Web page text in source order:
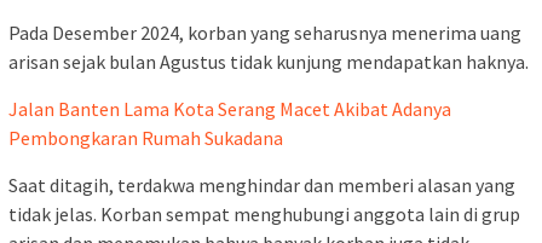
Pada Desember 2024, korban yang seharusnya menerima uang
arisan sejak bulan Agustus tidak kunjung mendapatkan haknya.
Jalan Banten Lama Kota Serang Macet Akibat Adanya
Pembongkaran Rumah Sukadana
Saat ditagih, terdakwa menghindar dan memberi alasan yang
tidak jelas. Korban sempat menghubungi anggota lain di grup